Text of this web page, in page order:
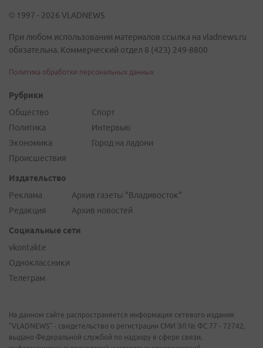
© 1997 - 2026 VLADNEWS
При любом использовании материалов ссылка на vladnews.ru
обязательна. Коммерческий отдел 8 (423) 249-8800
Политика обработки персональных данных
Рубрики
Общество
Политика
Экономика
Происшествия
Спорт
Интервью
Город на ладони
Издательство
Реклама
Редакция
Архив газеты "Владивосток"
Архив новостей
Социальные сети
vkontakte
Одноклассники
Телеграм
На данном сайте распространяется информация сетевого издания
"VLADNEWS" - свидетельство о регистрации СМИ ЭЛ № ФС 77 - 72742,
выдано Федеральной службой по надзору в сфере связи,